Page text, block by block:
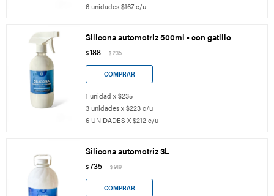
6 unidades $167 c/u
Silicona automotriz 500ml - con gatillo
$188 $235
1 unidad x $235
3 unidades x $223 c/u
6 UNIDADES X $212 c/u
Silicona automotriz 3L
$735 $919